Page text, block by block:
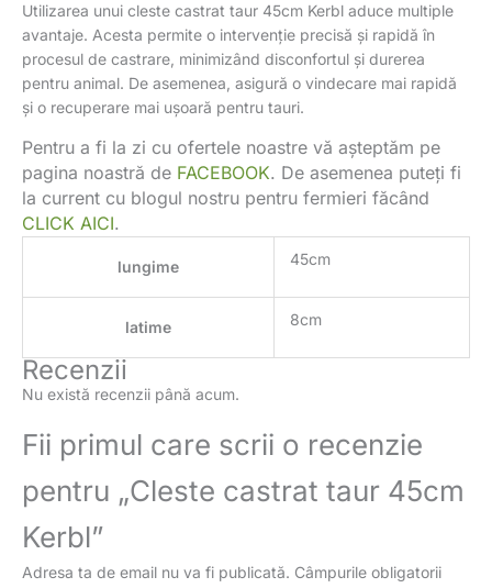
Utilizarea unui cleste castrat taur 45cm Kerbl aduce multiple
avantaje. Acesta permite o intervenție precisă și rapidă în
procesul de castrare, minimizând disconfortul și durerea
pentru animal. De asemenea, asigură o vindecare mai rapidă
și o recuperare mai ușoară pentru tauri.
Pentru a fi la zi cu ofertele noastre vă așteptăm pe
pagina noastră de FACEBOOK. De asemenea puteți fi
la current cu blogul nostru pentru fermieri făcând
CLICK AICI.
lungime 45cm
latime 8cm
Recenzii
Nu există recenzii până acum.
Fii primul care scrii o recenzie
pentru „Cleste castrat taur 45cm
Kerbl”
Adresa ta de email nu va fi publicată. Câmpurile obligatorii